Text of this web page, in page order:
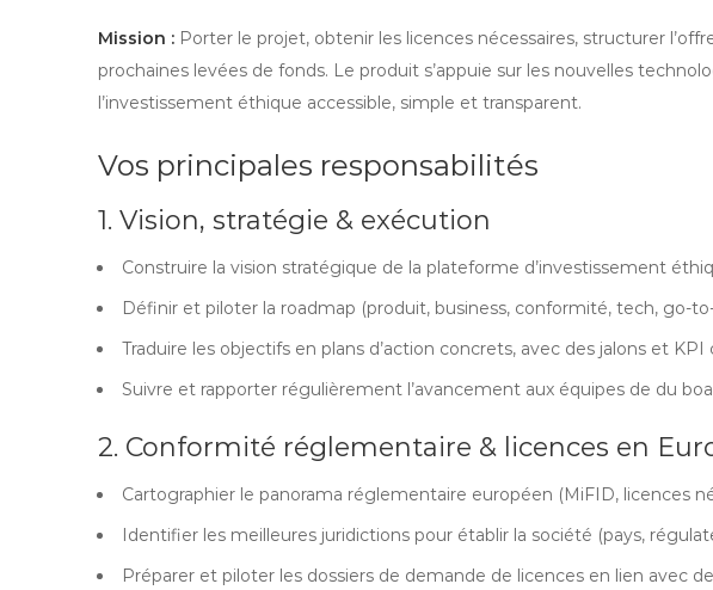
Mission : Porter le projet, obtenir les licences nécessaires, structurer
prochaines levées de fonds. Le produit s’appuie sur les nouvelles
l’investissement éthique accessible, simple et transparent.
Vos principales responsabilités
1. Vision, stratégie & exécution
Construire la vision stratégique de la plateforme d’investissement
Définir et piloter la roadmap (produit, business, conformité, tech, go-
Traduire les objectifs en plans d’action concrets, avec des jalons et KPI
Suivre et rapporter régulièrement l’avancement aux équipes de du
2. Conformité réglementaire & licences en
Cartographier le panorama réglementaire européen (MiFID, licences
Identifier les meilleures juridictions pour établir la société (pays,
Préparer et piloter les dossiers de demande de licences en lien avec